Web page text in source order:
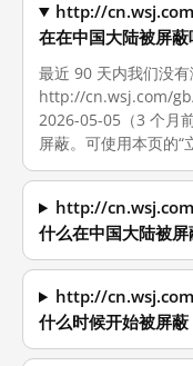
http://
在在中国大陆被屏蔽
最近 90 天内我们没有
http://cn.wsj.com/
2026-05-05（3 个月
屏蔽。可使用本页的“
http://
什么在中国大陆被屏
http://
什么时候开始被屏蔽